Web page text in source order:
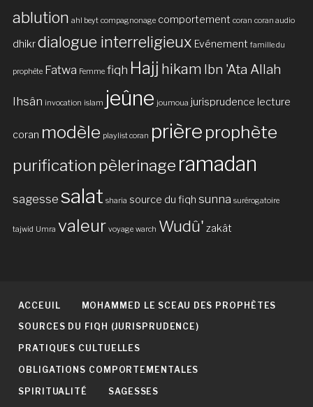
ablution ahl beyt compagnonage comportement coran coran audio
dhikrdialogue interreligieux Evénement famille du
prophète Fatwa Femme fiqh Hajj hikam Ibn 'Ata Allah
Ihsân invocation islam jeûne joumoua jurisprudence lecture
coran modèle playlist coran prière prophète
purification pèlerinage ramadan
sagesse salat sharia source du fiqh sunna surérogatoire
tajwid Umra valeur voyage warch Wudû' zakât
ACCEUIL MOHAMMED LE SCEAU DES PROPHÈTES
SOURCES DU FIQH (JURISPRUDENCE)
PRATIQUES CULTUELLES
OBLIGATIONS COMPORTEMENTALES
SPIRITUALITÉ SAGESSES